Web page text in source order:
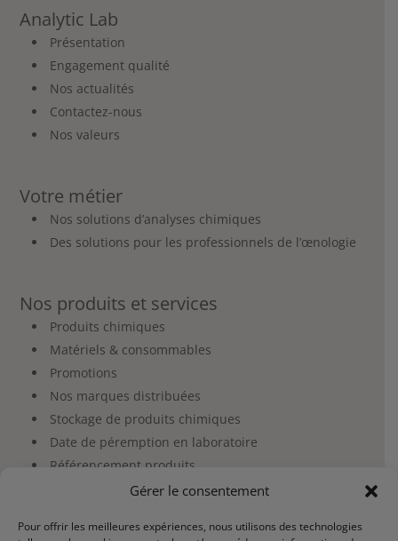
Gérer le consentement
Pour offrir les meilleures expériences, nous utilisons des technologies
Analytic Lab
Présentation
Engagement qualité
Nos actualités
Contactez-nous
Nos valeurs
Votre métier
Nos solutions d’analyses chimiques
Des solutions pour les professionnels de l’œnologie
Nos produits et services
Produits chimiques
Matériels & consommables
Promotions
Nos marques distribuées
Stockage de produits chimiques
Date de péremption en laboratoire
Référencement produits
Espace client et commande